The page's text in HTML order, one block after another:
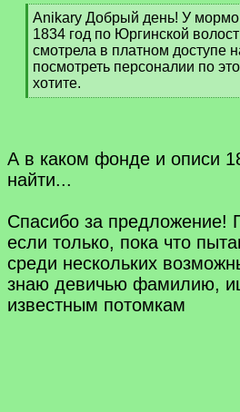
[
q
]
Anikary Добрый день! У
1834 год по Юргинской
смотрела в платном доступе
посмотреть персоналии по
хотите.
[
А в каком фонде и описи
найти...
Спасибо за предложение!
если только, пока что
среди нескольких
знаю девичью фамилию,
известным потомкам